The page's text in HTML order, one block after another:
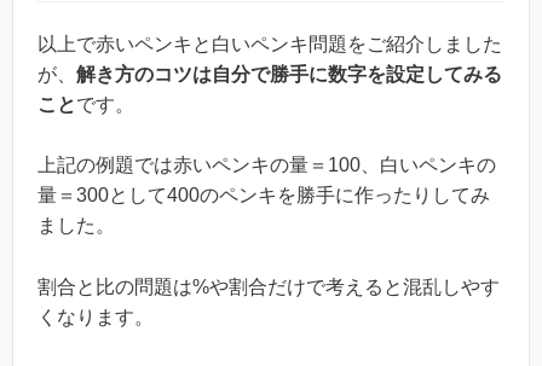
以上で赤いペンキと白いペンキ問題をご紹介しました
が、 解き方のコツは自分で勝手に数字を設定してみる
ことです。
上記の例題では赤いペンキの量＝100、白いペンキの
量＝300として400のペンキを勝手に作ったりしてみ
ました。
割合と比の問題は%や割合だけで考えると混乱しやす
くなります。